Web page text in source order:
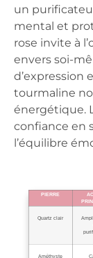
un
mental et
rose invite à
envers soi-
d’expression
tourmaline
énergétique.
confiance en
l’équilibre
PIERRE
Quartz clair
Améthyste